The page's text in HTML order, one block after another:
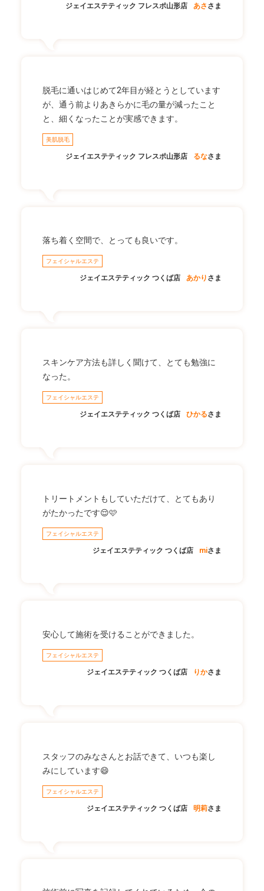
ジェイエステティック フレスポ山形店 あさ さま
脱毛に通いはじめて2年目が経とうとしています
が、通う前よりあきらかに毛の量が減ったこと
と、細くなったことが実感できます。
美肌脱毛
ジェイエステティック フレスポ山形店 るなさま
落ち着く空間で、とっても良いです。
フェイシャルエステ
ジェイエステティック つくば店 あかり さま
スキンケア方法も詳しく聞けて、とても勉強に
なった。
フェイシャルエステ
ジェイエステティック つくば店 ひかるさま
トリートメントもしていただけて、とてもあり
がたかったです😌🩷
フェイシャルエステ
ジェイエステティック つくば店 miさま
安心して施術を受けることができました。
フェイシャルエステ
ジェイエステティック つくば店 りかさま
スタッフのみなさんとお話できて、いつも楽し
みにしています😄
フェイシャルエステ
ジェイエステティック つくば店 明莉さま